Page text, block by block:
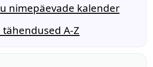
nimepäevade kalender
A-Z